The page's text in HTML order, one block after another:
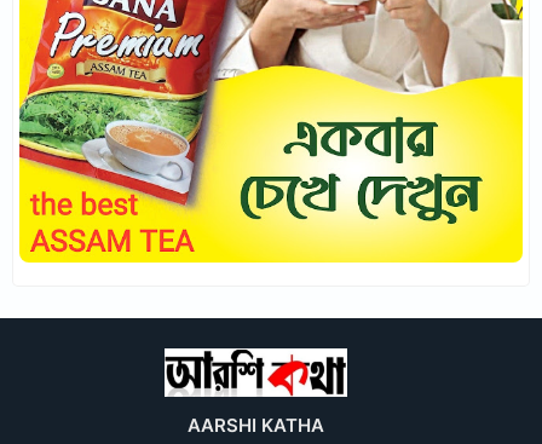
AARSHI KATHA